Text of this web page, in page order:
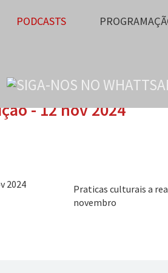
PODCASTS
- 12 nov 2024
Praticas culturais a
novembro